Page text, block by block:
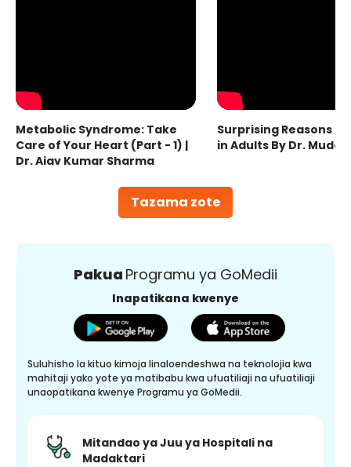
Tazama zote
Metabolic Syndrome: Take
Care of Your Heart (Part - 1) |
Dr. Ajay Kumar Sharma
Surprising Reasons
in Adults By Dr.
Pakua Programu ya GoMedii
Inapatikana kwenye
Suluhisho la kituo kimoja linaloendeshwa na teknolojia kwa
mahitaji yako yote ya matibabu kwa ufuatiliaji na ufuatiliaji
unaopatikana kwenye Programu ya GoMedii.
Mitandao ya Juu ya Hospitali na
Madaktari